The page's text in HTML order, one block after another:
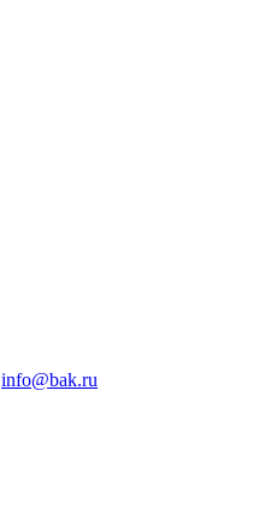
info@bak.ru